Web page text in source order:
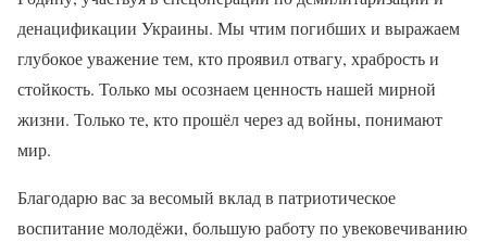
денацификации Украины. Мы чтим погибших и выражаем
глубокое уважение тем, кто проявил отвагу, храбрость и
стойкость. Только мы осознаем ценность нашей мирной
жизни. Только те, кто прошёл через ад войны, понимают
мир.
Благодарю вас за весомый вклад в патриотическое
воспитание молодёжи, большую работу по увековечиванию